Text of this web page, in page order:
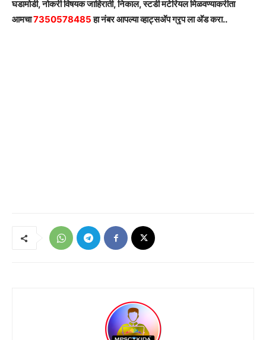
घडामोडी, नोकरी विषयक जाहिराती, निकाल, स्टडी मटेरियल मिळवण्याकरीता
आमचा7350578485हा नंबर आपल्या व्हाट्सअ‍ॅप ग्रृप ला अ‍ॅड करा..